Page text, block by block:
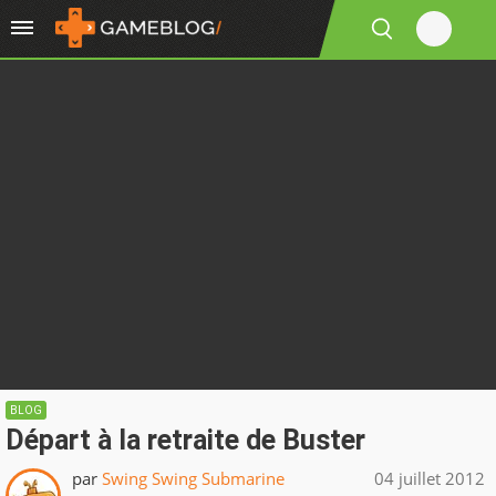
BLOG
Départ à la retraite de Buster
par Swing Swing Submarine 04 juillet 2012